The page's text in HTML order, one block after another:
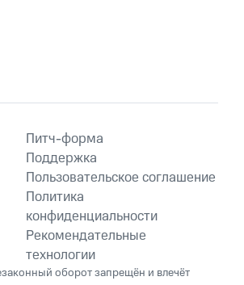
Питч-форма
Поддержка
Пользовательское соглашение
Политика
конфиденциальности
Рекомендательные
технологии
оборот запрещён и влечёт